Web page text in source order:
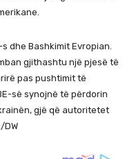
dhe Bashkimit Evropian.
gjithashtu një pjesë të
pas pushtimit të
së synojnë të përdorin
gjë që autoritetet
DW